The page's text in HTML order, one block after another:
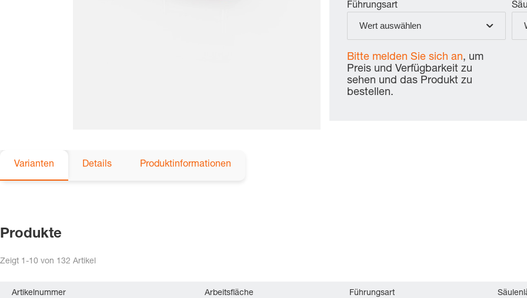
Führungsart
Wert auswählen
Bitte melden Sie sich an, um
Preis und Verfügbarkeit zu
sehen und das Produkt zu
bestellen.
Varianten Details Produktinformationen
Produkte
Zeigt 1-10 von 132 Artikel
Artikelnummer Arbeitsfläche Führungsart